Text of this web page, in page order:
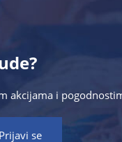
akcijama i